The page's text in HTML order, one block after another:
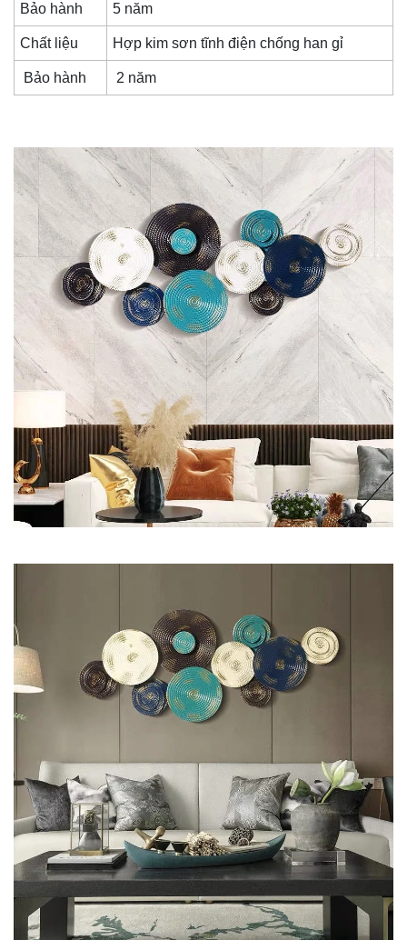
Bảo hành 5 năm
Chất liệu Hợp kim sơn tĩnh điện chống han gỉ
Bảo hành 2 năm